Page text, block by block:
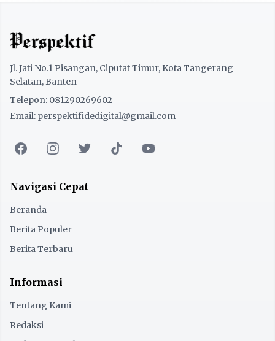
Jl. Jati No.1 Pisangan, Ciputat Timur, Kota Tangerang
Selatan, Banten
Telepon: 081290269602
Email: perspektifidedigital@gmail.com
Navigasi Cepat
Beranda
Berita Populer
Berita Terbaru
Informasi
Tentang Kami
Redaksi